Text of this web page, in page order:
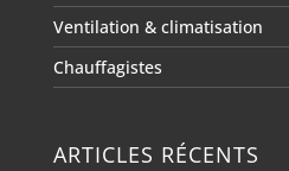
Ventilation & climatisation
Chauffagistes
ARTICLES RÉCENTS